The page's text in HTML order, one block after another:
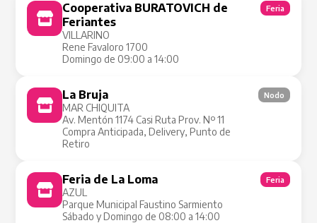
Cooperativa BURATOVICH de
Feriantes
VILLARINO
Rene Favaloro 1700
Domingo de 09:00 a 14:00
Feria
La Bruja
MAR CHIQUITA
Av. Mentón 1174 Casi Ruta Prov. Nº 11
Compra Anticipada, Delivery, Punto de
Retiro
Nodo
Feria de La Loma
AZUL
Parque Municipal Faustino Sarmiento
Sábado y Domingo de 08:00 a 14:00
Feria